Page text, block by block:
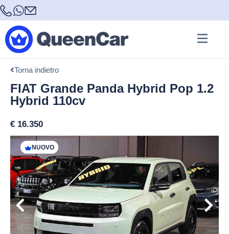
Torna indietro
FIAT Grande Panda Hybrid Pop 1.2
Hybrid 110cv
€ 16.350
NUOVO